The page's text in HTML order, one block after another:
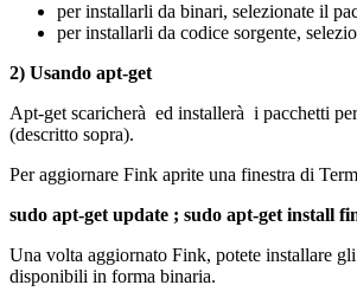
per installarli da binari, selezionate il
per installarli da codice sorgente,
2) Usando apt-get
Apt-get scaricherà ed installerà i pacchetti
(descritto sopra).
Per aggiornare Fink aprite una finestra di
sudo apt-get update ; sudo apt-get install
Una volta aggiornato Fink, potete installare
disponibili in forma binaria.